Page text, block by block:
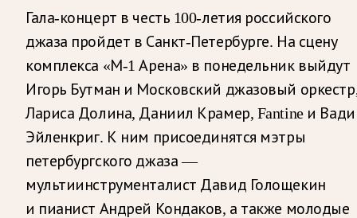
Гала-концерт в честь 100-летия российского
джаза пройдет в Санкт-Петербурге. На сцену
комплекса «М-1 Арена» в понедельник выйдут
Игорь Бутман и Московский джазовый
Лариса Долина, Даниил Крамер, Fantine и
Эйленкриг. К ним присоединятся мэтры
петербургского джаза —
мультиинструменталист Давид Голощекин
и пианист Андрей Кондаков, а также молодые